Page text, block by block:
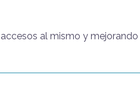
al mismo y